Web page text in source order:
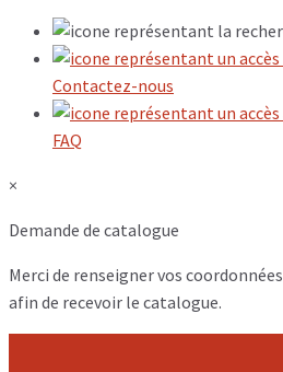
Contactez-nous
FAQ
×
Demande de catalogue
Merci de renseigner vos coordonnées
afin de recevoir le catalogue.